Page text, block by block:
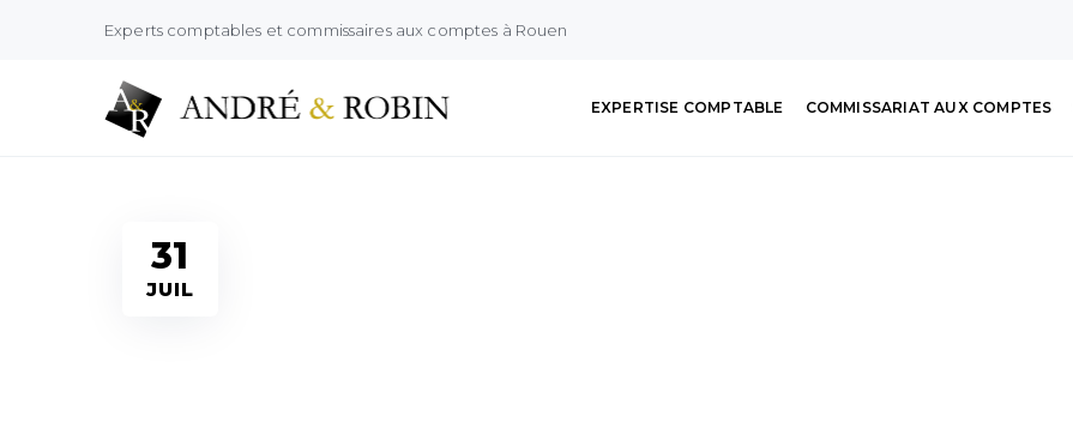
Experts comptables et commissaires aux comptes à Rouen
EXPERTISE COMPTABLE COMMISSARIAT AUX COMPTES
Infos juridiques
31
JUIL